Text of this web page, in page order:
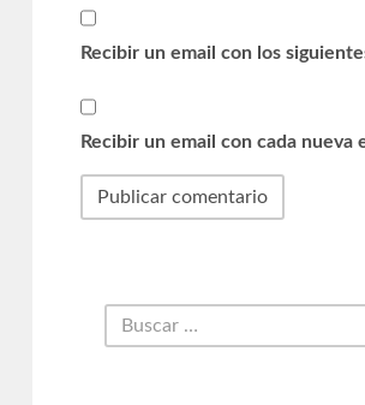
Recibir un email con los
Recibir un email con cada nueva